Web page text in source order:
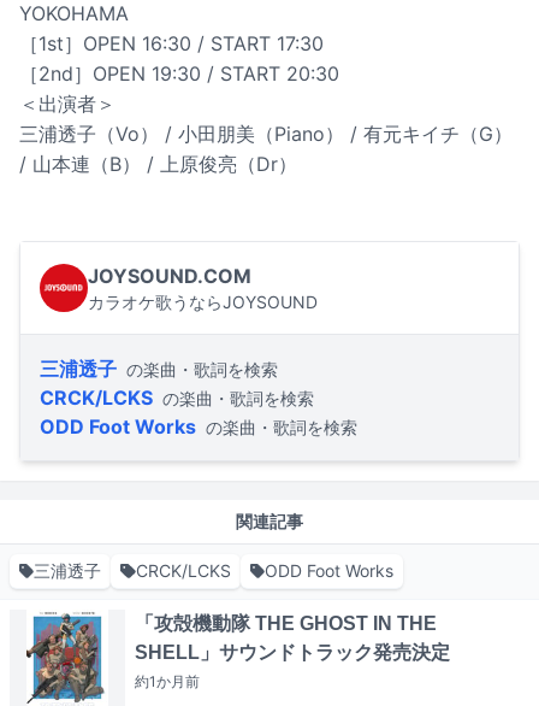
YOKOHAMA
［1st］OPEN 16:30 / START 17:30
［2nd］OPEN 19:30 / START 20:30
＜出演者＞
三浦透子（Vo） / 小田朋美（Piano） / 有元キイチ（G）
/ 山本連（B） / 上原俊亮（Dr）
JOYSOUND.COM
カラオケ歌うならJOYSOUND
三浦透子 の楽曲・歌詞を検索
CRCK/LCKS の楽曲・歌詞を検索
ODD Foot Works の楽曲・歌詞を検索
関連記事
三浦透子 CRCK/LCKS ODD Foot Works
「攻殻機動隊 THE GHOST IN THE
SHELL」サウンドトラック発売決定
約1か月前